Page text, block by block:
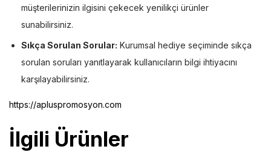
müşterilerinizin ilgisini çekecek yenilikçi ürünler
sunabilirsiniz.
Sıkça Sorulan Sorular: Kurumsal hediye seçiminde sıkça
sorulan soruları yanıtlayarak kullanıcıların bilgi ihtiyacını
karşılayabilirsiniz.
https://apluspromosyon.com
İlgili Ürünler